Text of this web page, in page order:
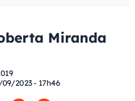
Miranda
2023 - 17h46